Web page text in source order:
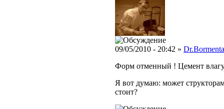
09/05/2010 - 20:42 »
Форм отменный ! Цемент
Я вот думаю: может
стоит?